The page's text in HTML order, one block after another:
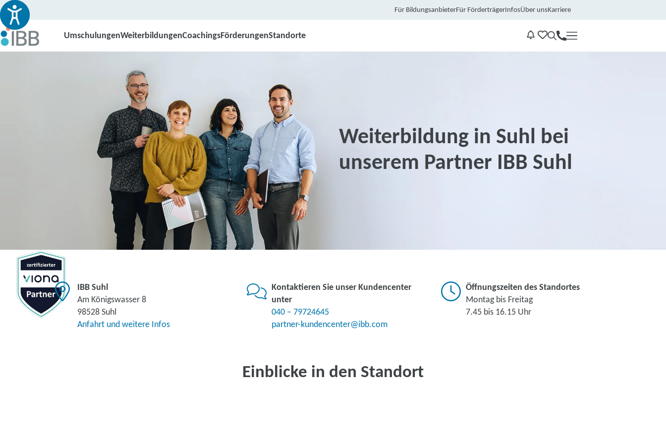
Für BildungsanbieterFür FörderträgerInfosÜber unsKarriere
UmschulungenWeiterbildungenCoachingsFörderungenStandorte
Kontakt
Weiterbildung in Suhl bei
unserem Partner IBB Suhl
IBB Suhl
Am Königswasser 8
98528 Suhl
Anfahrt und weitere Infos
Kontaktieren Sie unser Kundencenter
unter
040 – 79724645
partner-kundencenter@ibb.com
Öffnungszeiten des Standortes
Montag bis Freitag
7.45 bis 16.15 Uhr
Einblicke in den Standort